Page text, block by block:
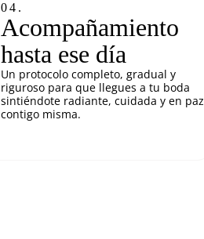
04.
Acompañamiento
hasta ese día
Un protocolo completo, gradual y
riguroso para que llegues a tu boda
sintiéndote radiante, cuidada y en paz
contigo misma.